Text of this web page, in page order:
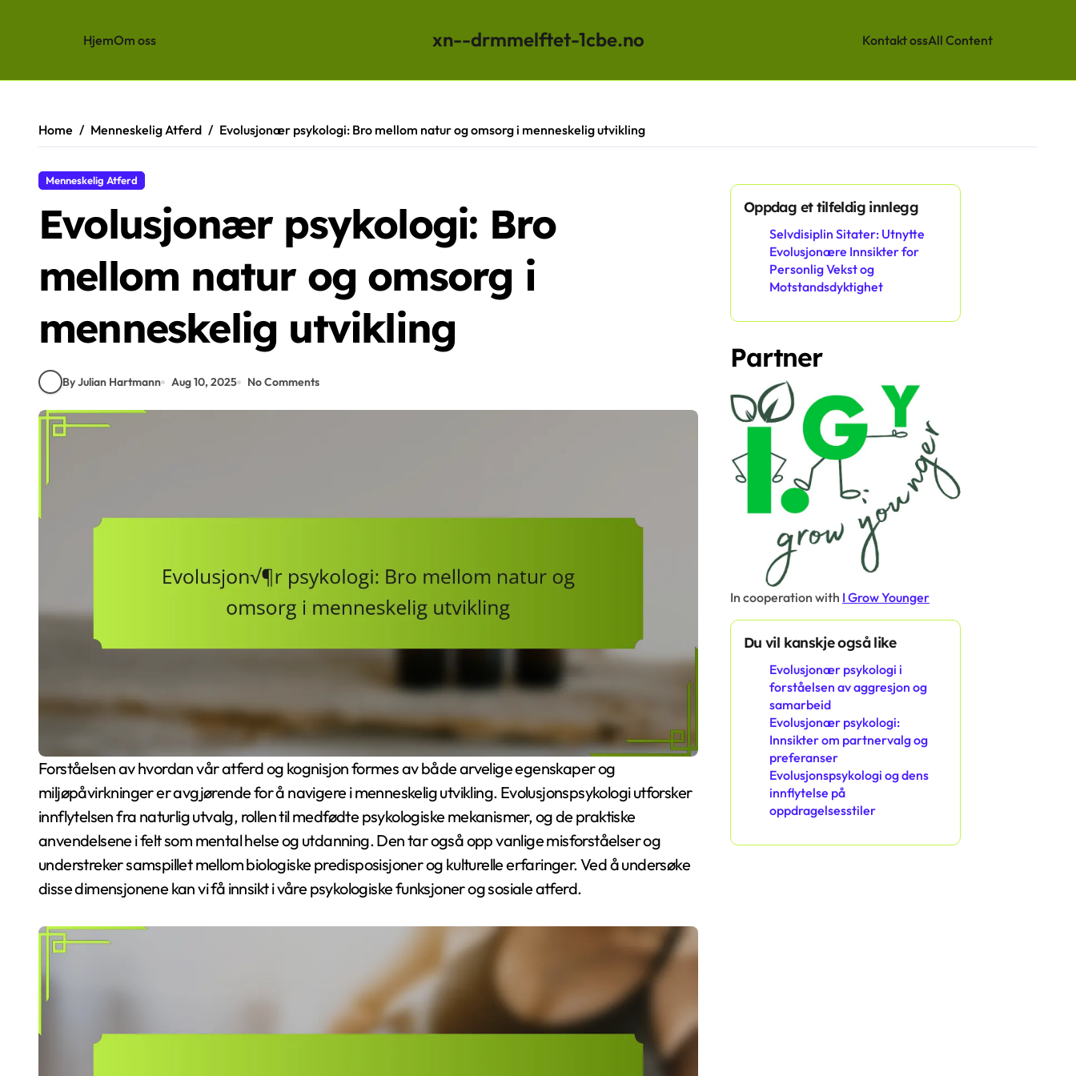
HjemOm oss xn--drmmelftet-1cbe.no Kontakt ossAll Content
contentHome Menneskelig Atferd Evolusjonær psykologi: Bro mellom natur og omsorg i menneskelig utvikling
Menneskelig Atferd
Evolusjonær psykologi: Bro
mellom natur og omsorg i
menneskelig utvikling
By Julian Hartmann Aug 10, 2025 No Comments
Forståelsen av hvordan vår atferd og kognisjon formes av både arvelige egenskaper og
miljøpåvirkninger er avgjørende for å navigere i menneskelig utvikling. Evolusjonspsykologi utforsker
innflytelsen fra naturlig utvalg, rollen til medfødte psykologiske mekanismer, og de praktiske
anvendelsene i felt som mental helse og utdanning. Den tar også opp vanlige misforståelser og
understreker samspillet mellom biologiske predisposisjoner og kulturelle erfaringer. Ved å undersøke
disse dimensjonene kan vi få innsikt i våre psykologiske funksjoner og sosiale atferd.
Oppdag et tilfeldig innlegg
Selvdisiplin Sitater: Utnytte
Evolusjonære Innsikter for
Personlig Vekst og
Motstandsdyktighet
Partner
In cooperation with I Grow Younger
Du vil kanskje også like
Evolusjonær psykologi i
forståelsen av aggresjon og
samarbeid
Evolusjonær psykologi:
Innsikter om partnervalg og
preferanser
Evolusjonspsykologi og dens
innflytelse på
oppdragelsesstiler